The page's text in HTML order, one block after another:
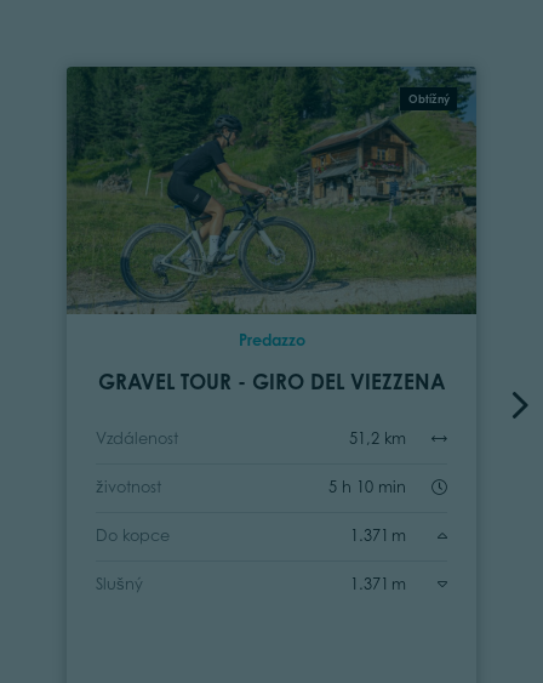
Obtížný
Predazzo
GRAVEL TOUR - GIRO DEL VIEZZENA
Vzdálenost 51,2 km
životnost 5 h 10 min
Do kopce 1.371 m
Slušný 1.371 m